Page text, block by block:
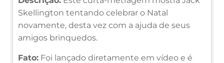
Skellington tentando celebrar o Natal
novamente, desta vez com a ajuda de seus
amigos brinquedos.
Fato: Foi lançado diretamente em vídeo e é